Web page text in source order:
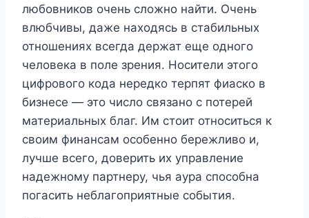
любовников очень сложно найти. Очень
влюбчивы, даже находясь в стабильных
отношениях всегда держат еще одного
человека в поле зрения. Носители этого
цифрового кода нередко терпят фиаско в
бизнесе — это число связано с потерей
материальных благ. Им стоит относиться к
своим финансам особенно бережливо и,
лучше всего, доверить их управление
надежному партнеру, чья аура способна
погасить неблагоприятные события.